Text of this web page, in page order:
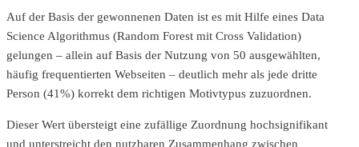
Auf der Basis der gewonnenen Daten ist es mit Hilfe eines Data
Science Algorithmus (Random Forest mit Cross Validation)
gelungen – allein auf Basis der Nutzung von 50 ausgewählten,
häufig frequentierten Webseiten – deutlich mehr als jede dritte
Person (41%) korrekt dem richtigen Motivtypus zuzuordnen.
Dieser Wert übersteigt eine zufällige Zuordnung hochsignifikant
und unterstreicht den nutzbaren Zusammenhang zwischen